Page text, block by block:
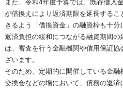
また、令和4年度予算では、既存借入
が借換えにより返済期限を延長する
きるよう「借換資金」の融資枠も十分
返済負担の緩和につながる融資期間の
は、審査を行う金融機関や信用保証
ざいます。
そのため、定期的に開催している金
交換会などの場において、債務の返